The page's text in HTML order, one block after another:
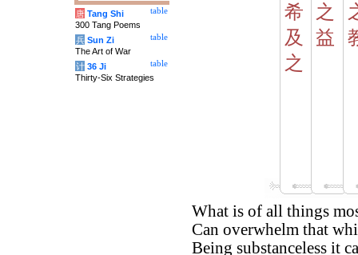
希
及
之
之
益
What is of all things
Can overwhelm that
Being substanceless it
table
唐 Tang Shi
300 Tang Poems
table
兵 Sun Zi
The Art of War
table
计 36 Ji
Thirty-Six Strategies